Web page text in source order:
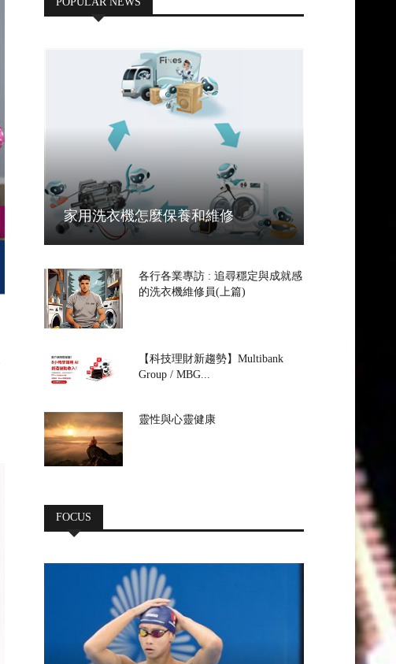
家用洗衣機怎麼保養和維修
各行各業專訪 : 追尋穩定與成就感
的洗衣機維修員(上篇)
【科技理財新趨勢】Multibank
Group / MBG...
靈性與心靈健康
FOCUS